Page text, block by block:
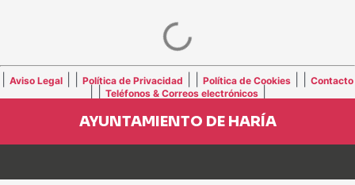
Aviso Legal Política de Privacidad Política de Cookies Contacto
Teléfonos & Correos electrónicos|
AYUNTAMIENTO DE HARÍA